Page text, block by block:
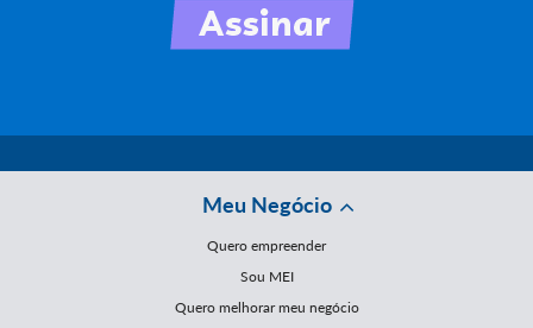
Meu Negócio
Quero empreender
Sou MEI
Quero melhorar meu negócio